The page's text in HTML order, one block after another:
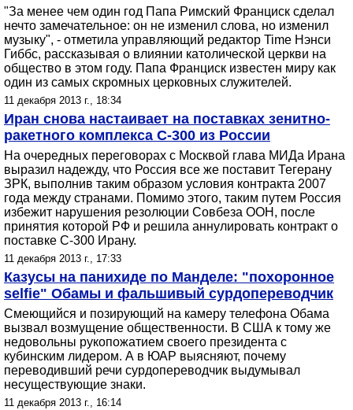
"За менее чем один год Папа Римский Франциск сделал
нечто замечательное: он не изменил слова, но изменил
музыку", - отметила управляющий редактор Time Нэнси
Гиббс, рассказывая о влиянии католической церкви на
общество в этом году. Папа Франциск известен миру как
один из самых скромных церковных служителей.
11 декабря 2013 г., 18:34
Иран снова настаивает на поставках зенитно-
ракетного комплекса С-300 из России
На очередных переговорах с Москвой глава МИДа Ирана
выразил надежду, что Россия все же поставит Тегерану
ЗРК, выполнив таким образом условия контракта 2007
года между странами. Помимо этого, таким путем Россия
избежит нарушения резолюции Совбеза ООН, после
принятия которой РФ и решила аннулировать контракт о
поставке С-300 Ирану.
11 декабря 2013 г., 17:33
Казусы на панихиде по Манделе: "похоронное
selfie" Обамы и фальшивый сурдопереводчик
Смеющийся и позирующий на камеру телефона Обама
вызвал возмущение общественности. В США к тому же
недовольны рукопожатием своего президента с
кубинским лидером. А в ЮАР выясняют, почему
переводивший речи сурдопереводчик выдумывал
несуществующие знаки.
11 декабря 2013 г., 16:14